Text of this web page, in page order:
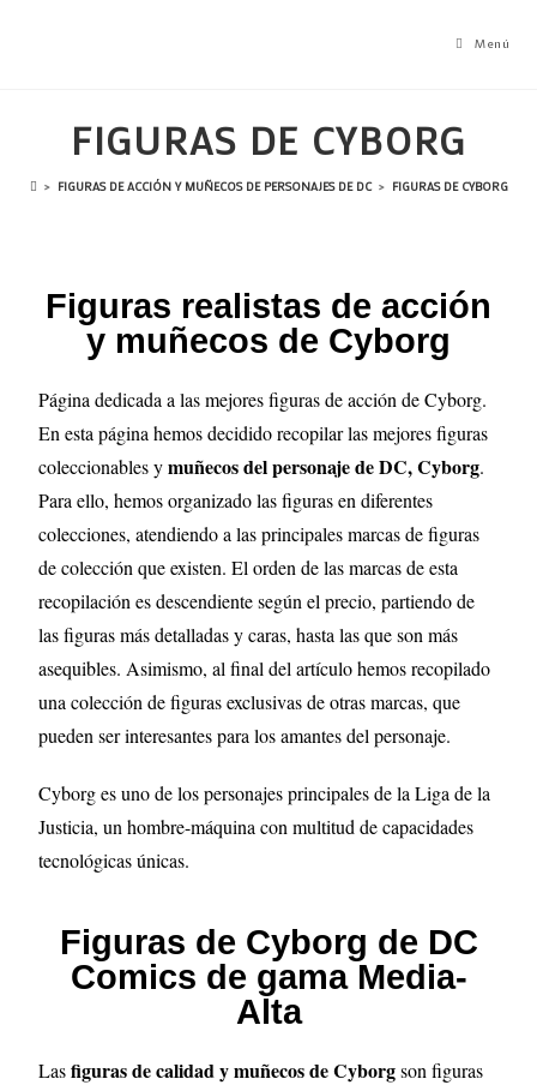
Menú
FIGURAS DE CYBORG
> FIGURAS DE ACCIÓN Y MUÑECOS DE PERSONAJES DE DC > FIGURAS DE CYBORG
Figuras realistas de acción
y muñecos de Cyborg
Página dedicada a las mejores figuras de acción de Cyborg.
En esta página hemos decidido recopilar las mejores figuras
coleccionables ymuñecos del personaje de DC, Cyborg.
Para ello, hemos organizado las figuras en diferentes
colecciones, atendiendo a las principales marcas de figuras
de colección que existen. El orden de las marcas de esta
recopilación es descendiente según el precio, partiendo de
las figuras más detalladas y caras, hasta las que son más
asequibles. Asimismo, al final del artículo hemos recopilado
una colección de figuras exclusivas de otras marcas, que
pueden ser interesantes para los amantes del personaje.
Cyborg es uno de los personajes principales de la Liga de la
Justicia, un hombre-máquina con multitud de capacidades
tecnológicas únicas.
Figuras de Cyborg de DC
Comics de gama Media-
Alta
Lasfiguras de calidad y muñecos de Cyborgson figuras